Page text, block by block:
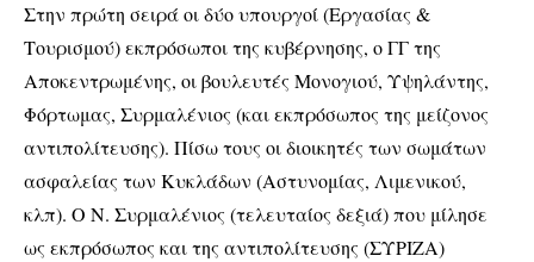
Στην πρώτη σειρά οι δύο υπουργοί (Εργασίας &
Τουρισμού) εκπρόσωποι της κυβέρνησης, ο ΓΓ της
Αποκεντρωμένης, οι βουλευτές Μονογιού, Υψηλάντης,
Φόρτωμας, Συρμαλένιος (και εκπρόσωπος της μείζονος
αντιπολίτευσης). Πίσω τους οι διοικητές των σωμάτων
ασφαλείας των Κυκλάδων (Αστυνομίας, Λιμενικού,
κλπ). Ο Ν. Συρμαλένιος (τελευταίος δεξιά) που μίλησε
ως εκπρόσωπος και της αντιπολίτευσης (ΣΥΡΙΖΑ)